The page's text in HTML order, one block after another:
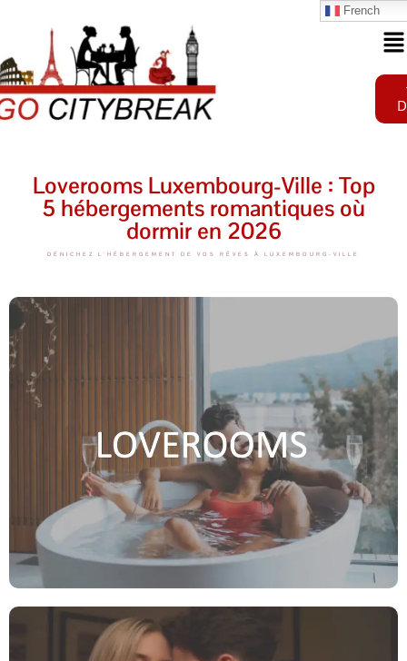
Loverooms Luxembourg-Ville : Top
5 hébergements romantiques où
dormir en 2026
DÉNICHEZ L'HÉBERGEMENT DE VOS RÊVES À LUXEMBOURG-VILLE
French